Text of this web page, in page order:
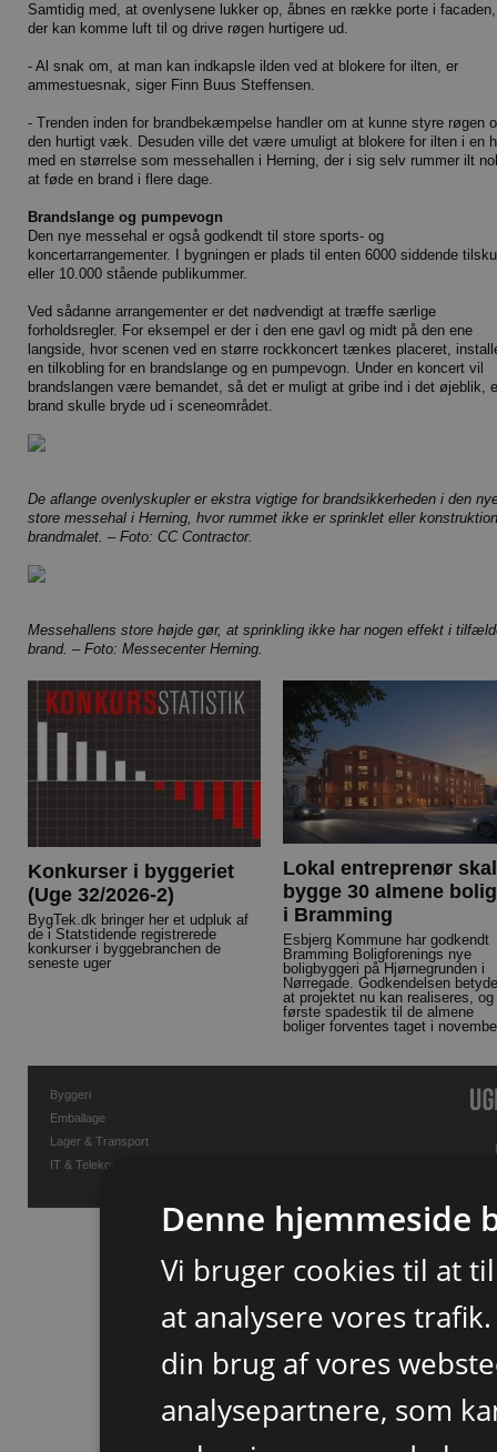
Samtidig med, at ovenlysene lukker op, åbnes en række porte i
der kan komme luft til og drive røgen hurtigere ud.
- Al snak om, at man kan indkapsle ilden ved at blokere for ilten, er
ammestuesnak, siger Finn Buus Steffensen.
- Trenden inden for brandbekæmpelse handler om at kunne styre røgen
den hurtigt væk. Desuden ville det være umuligt at blokere for ilten i en
med en størrelse som messehallen i Herning, der i sig selv rummer ilt
at føde en brand i flere dage.
Brandslange og pumpevogn
Den nye messehal er også godkendt til store sports- og
koncertarrangementer. I bygningen er plads til enten 6000 siddende
eller 10.000 stående publikummer.
Ved sådanne arrangementer er det nødvendigt at træffe særlige
forholdsregler. For eksempel er der i den ene gavl og midt på den ene
langside, hvor scenen ved en større rockkoncert tænkes placeret,
en tilkobling for en brandslange og en pumpevogn. Under en koncert vil
brandslangen være bemandet, så det er muligt at gribe ind i det øjeblik,
brand skulle bryde ud i sceneområdet.
De aflange ovenlyskupler er ekstra vigtige for brandsikkerheden i den
store messehal i Herning, hvor rummet ikke er sprinklet eller
brandmalet. – Foto: CC Contractor.
Messehallens store højde gør, at sprinkling ikke har nogen effekt i
brand. – Foto: Messecenter Herning.
Konkurser i byggeriet
(Uge 32/2026-2)
BygTek.dk bringer her et udpluk af
de i Statstidende registrerede
konkurser i byggebranchen de
seneste uger
Lokal entreprenør skal
bygge 30 almene
i Bramming
Esbjerg Kommune har godkendt
Bramming Boligforenings nye
boligbyggeri på Hjørnegrunden i
Nørregade. Godkendelsen
at projektet nu kan realiseres, og
første spadestik til de almene
boliger forventes taget i
Byggeri
Emballage
Lager & Transport
IT & Telekommunikation
Denne hjemmeside
Vi bruger cookies til at
at analysere vores
din brug af vores
analysepartnere, som